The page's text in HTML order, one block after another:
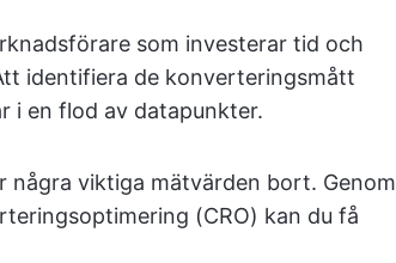
som investerar tid och
identifiera de konverteringsmått
i en flod av datapunkter.
viktiga mätvärden bort. Genom
(CRO) kan du få